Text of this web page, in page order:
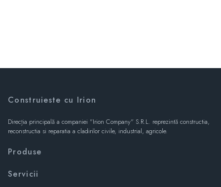
Construieste cu Irion
Direcția principală a companiei "Irion Company" S.R.L. reprezintă constructia,
reconstructia si reparatia a cladirilor civile, industrial, agricole.
Produse
Servicii